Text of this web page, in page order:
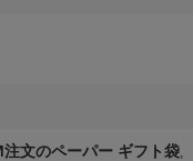
文のペーパー ギフト袋,